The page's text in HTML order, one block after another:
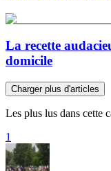
La recette
domicile
Charger plus d'articles
Les plus lus dans cette
1